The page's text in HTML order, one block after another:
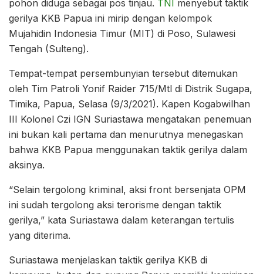
pohon diduga sebagai pos tinjau. TNI menyebut taktik
gerilya KKB Papua ini mirip dengan kelompok
Mujahidin Indonesia Timur (MIT) di Poso, Sulawesi
Tengah (Sulteng).
Tempat-tempat persembunyian tersebut ditemukan
oleh Tim Patroli Yonif Raider 715/Mtl di Distrik Sugapa,
Timika, Papua, Selasa (9/3/2021). Kapen Kogabwilhan
III Kolonel Czi IGN Suriastawa mengatakan penemuan
ini bukan kali pertama dan menurutnya menegaskan
bahwa KKB Papua menggunakan taktik gerilya dalam
aksinya.
“Selain tergolong kriminal, aksi front bersenjata OPM
ini sudah tergolong aksi terorisme dengan taktik
gerilya,” kata Suriastawa dalam keterangan tertulis
yang diterima.
Suriastawa menjelaskan taktik gerilya KKB di